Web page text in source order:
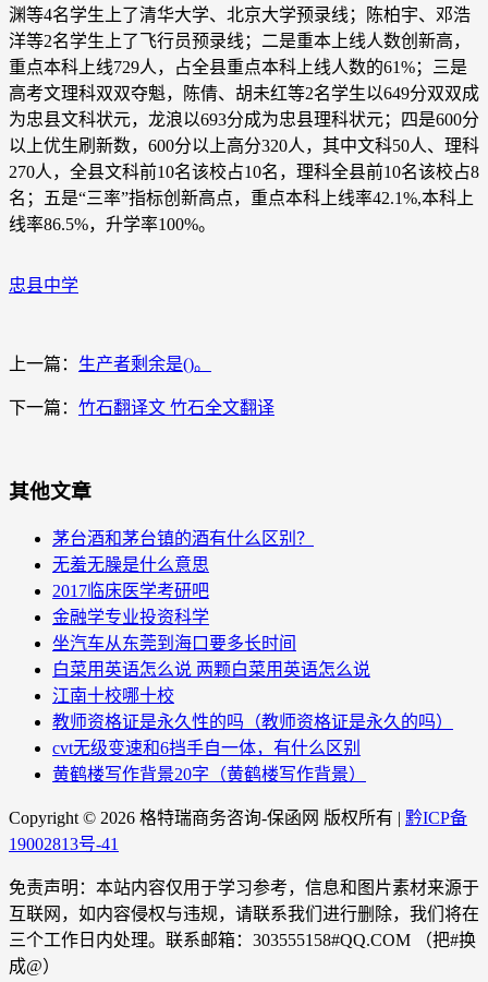
渊等4名学生上了清华大学、北京大学预录线；陈柏宇、邓浩
洋等2名学生上了飞行员预录线；二是重本上线人数创新高，
重点本科上线729人，占全县重点本科上线人数的61%；三是
高考文理科双双夺魁，陈倩、胡未红等2名学生以649分双双成
为忠县文科状元，龙浪以693分成为忠县理科状元；四是600分
以上优生刷新数，600分以上高分320人，其中文科50人、理科
270人，全县文科前10名该校占10名，理科全县前10名该校占8
名；五是“三率”指标创新高点，重点本科上线率42.1%,本科上
线率86.5%，升学率100%。
忠县中学
上一篇： 生产者剩余是()。
下一篇： 竹石翻译文 竹石全文翻译
其他文章
茅台酒和茅台镇的酒有什么区别？
无羞无臊是什么意思
2017临床医学考研吧
金融学专业投资科学
坐汽车从东莞到海口要多长时间
白菜用英语怎么说 两颗白菜用英语怎么说
江南十校哪十校
教师资格证是永久性的吗（教师资格证是永久的吗）
cvt无级变速和6挡手自一体，有什么区别
黄鹤楼写作背景20字（黄鹤楼写作背景）
Copyright © 2026 格特瑞商务咨询-保函网 版权所有 | 黔ICP备
19002813号-41
免责声明：本站内容仅用于学习参考，信息和图片素材来源于
互联网，如内容侵权与违规，请联系我们进行删除，我们将在
三个工作日内处理。联系邮箱：303555158#QQ.COM （把#换
成@）